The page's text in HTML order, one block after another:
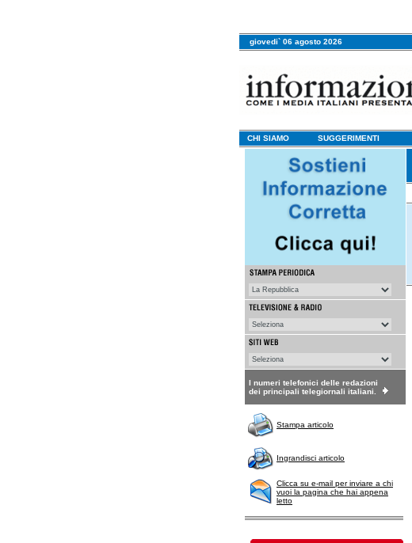
giovedi` 06 agosto 2026
CHI SIAMO SUGGERIMENTI
I numeri telefonici delle redazioni
dei principali telegiornali italiani.
Stampa articolo
Ingrandisci articolo
Clicca su e-mail per inviare a chi
vuoi la pagina che hai appena
letto